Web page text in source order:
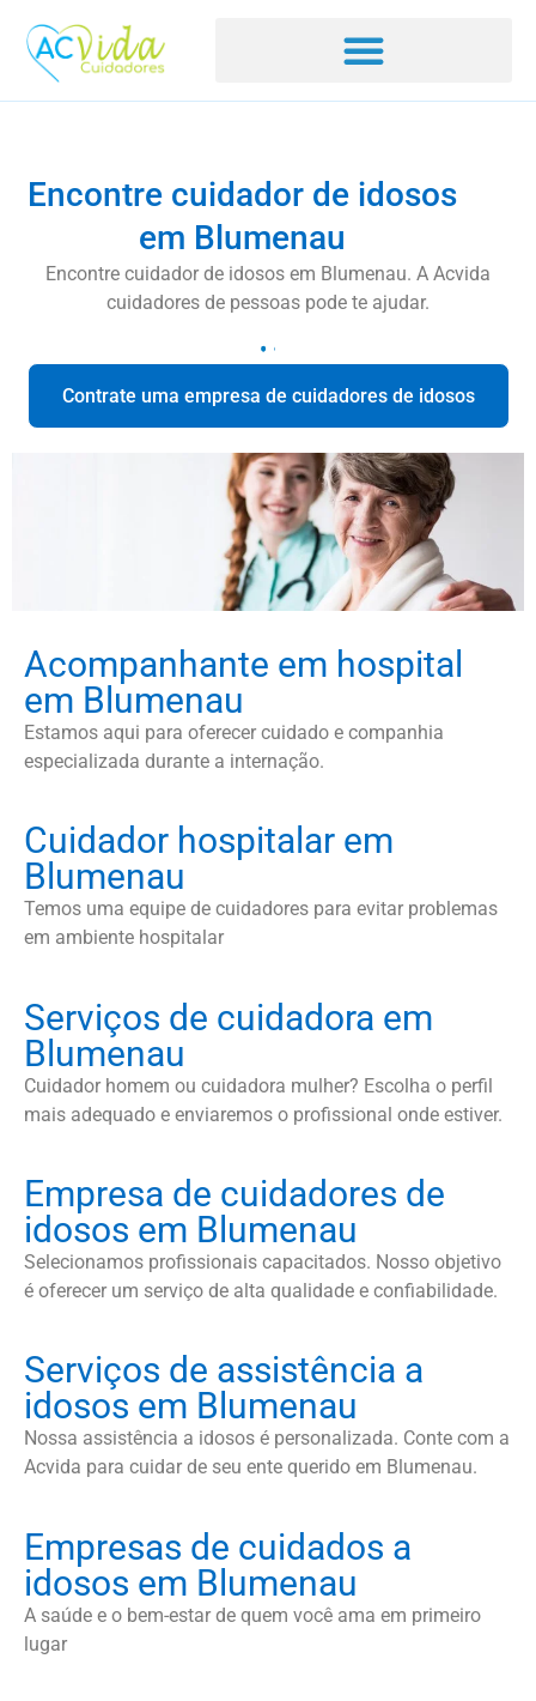
Encontre cuidador de idosos
em Blumenau
Encontre cuidador de idosos em Blumenau. A Acvida
cuidadores de pessoas pode te ajudar.
Contrate uma empresa de cuidadores de idosos
Acompanhante em hospital
em Blumenau
Estamos aqui para oferecer cuidado e companhia
especializada durante a internação.
Cuidador hospitalar em
Blumenau
Temos uma equipe de cuidadores para evitar problemas
em ambiente hospitalar
Serviços de cuidadora em
Blumenau
Cuidador homem ou cuidadora mulher? Escolha o perfil
mais adequado e enviaremos o profissional onde estiver.
Empresa de cuidadores de
idosos em Blumenau
Selecionamos profissionais capacitados. Nosso objetivo
é oferecer um serviço de alta qualidade e confiabilidade.
Serviços de assistência a
idosos em Blumenau
Nossa assistência a idosos é personalizada. Conte com a
Acvida para cuidar de seu ente querido em Blumenau.
Empresas de cuidados a
idosos em Blumenau
A saúde e o bem-estar de quem você ama em primeiro
lugar